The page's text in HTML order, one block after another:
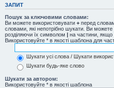
ЗАПИТ
Пошук за ключовими словами:
Ви можете використовувати + перед
словами, які непотрібно шукати. Ви можете
розділяючи їх символом | на частини, якщо
Використовуйте * в якості шаблона для
Шукати усі слова / Шукати
Шукати будь-яке слово
Шукати за автором:
Використовуйте * в якості шаблона